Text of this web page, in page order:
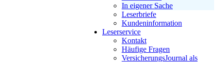
In eigener Sache
Leserbriefe
Kundeninformation
Leserservice
Kontakt
Häufige Fragen
VersicherungsJournal als